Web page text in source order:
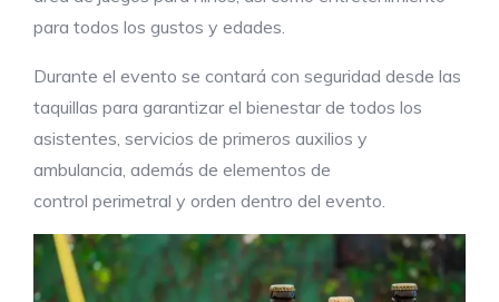
para todos los gustos y edades.
Durante el evento se contará con seguridad desde las
taquillas para garantizar el bienestar de todos los
asistentes, servicios de primeros auxilios y
ambulancia, además de elementos de
control perimetral y orden dentro del evento.